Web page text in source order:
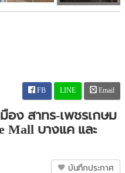
FB LINE Email
อง สาทร-เพชรเกษม
Mall บางแค และ
บันทึกประกาศ